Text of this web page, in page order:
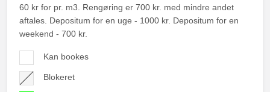
60 kr for pr. m3. Rengøring er 700 kr. med mindre andet
aftales. Depositum for en uge - 1000 kr. Depositum for en
weekend - 700 kr.
Kan bookes
Blokeret